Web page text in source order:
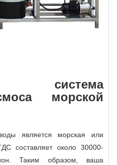
система
морской
является морская или
составляет около 30000-
Таким образом, ваша